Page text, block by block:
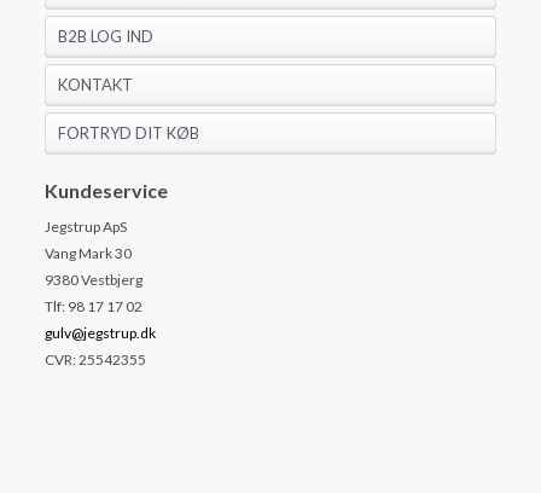
B2B LOG IND
KONTAKT
FORTRYD DIT KØB
Kundeservice
Jegstrup ApS
Vang Mark 30
9380 Vestbjerg
Tlf: 98 17 17 02
gulv@jegstrup.dk
CVR: 25542355